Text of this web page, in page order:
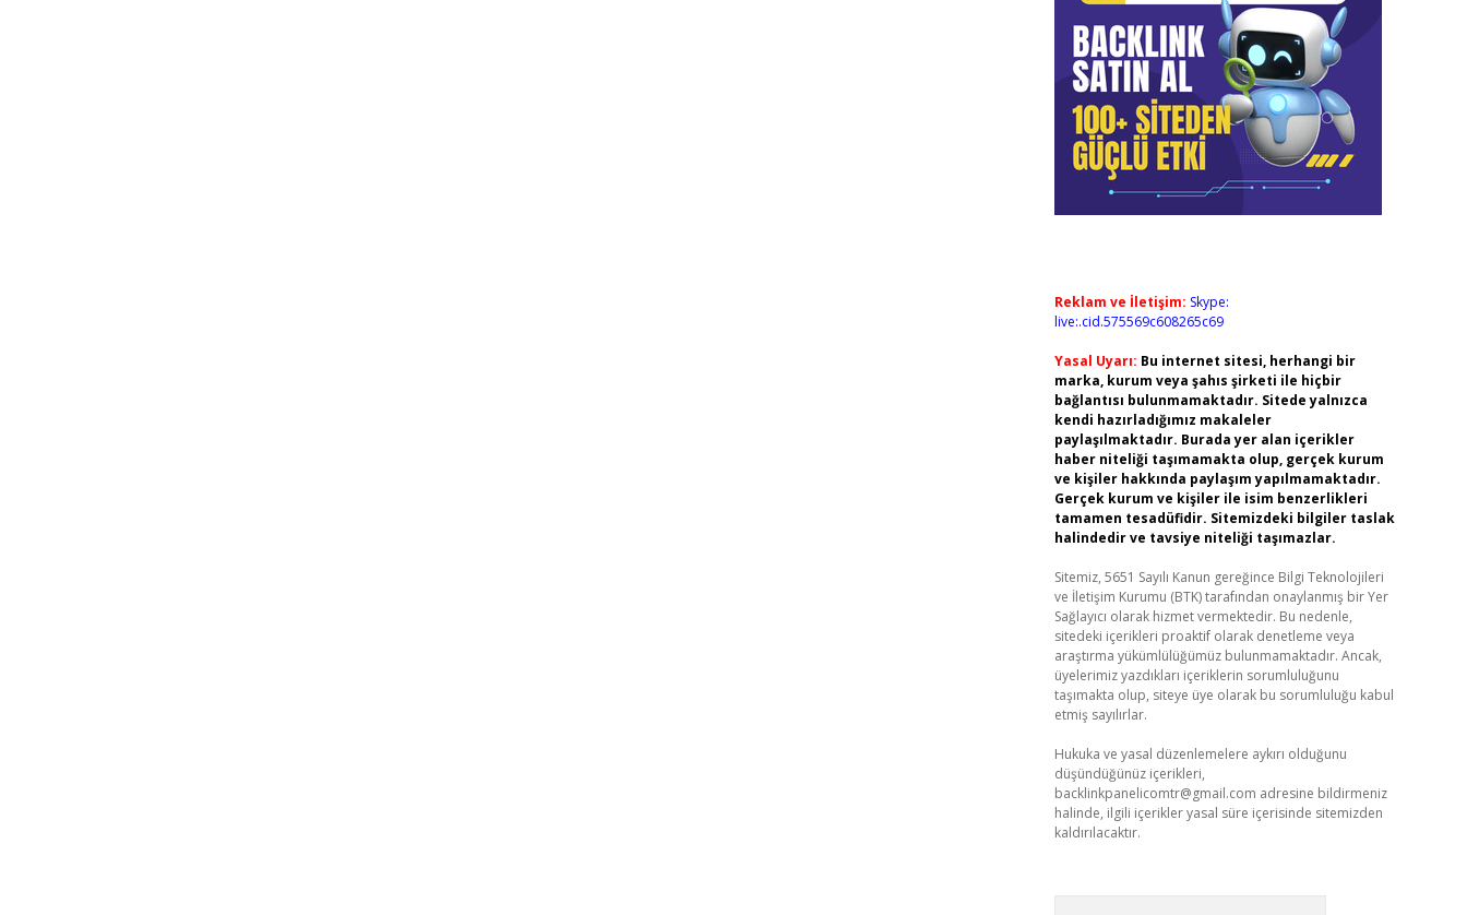
Reklam ve İletişim: Skype:
live:.cid.575569c608265c69
Yasal Uyarı: Bu internet sitesi, herhangi bir
marka, kurum veya şahıs şirketi ile hiçbir
bağlantısı bulunmamaktadır. Sitede yalnızca
kendi hazırladığımız makaleler
paylaşılmaktadır. Burada yer alan içerikler
haber niteliği taşımamakta olup, gerçek kurum
ve kişiler hakkında paylaşım yapılmamaktadır.
Gerçek kurum ve kişiler ile isim benzerlikleri
tamamen tesadüfidir. Sitemizdeki bilgiler taslak
halindedir ve tavsiye niteliği taşımazlar.
Sitemiz, 5651 Sayılı Kanun gereğince Bilgi Teknolojileri
ve İletişim Kurumu (BTK) tarafından onaylanmış bir Yer
Sağlayıcı olarak hizmet vermektedir. Bu nedenle,
sitedeki içerikleri proaktif olarak denetleme veya
araştırma yükümlülüğümüz bulunmamaktadır. Ancak,
üyelerimiz yazdıkları içeriklerin sorumluluğunu
taşımakta olup, siteye üye olarak bu sorumluluğu kabul
etmiş sayılırlar.
Hukuka ve yasal düzenlemelere aykırı olduğunu
düşündüğünüz içerikleri,
backlinkpanelicomtr@gmail.com adresine bildirmeniz
halinde, ilgili içerikler yasal süre içerisinde sitemizden
kaldırılacaktır.